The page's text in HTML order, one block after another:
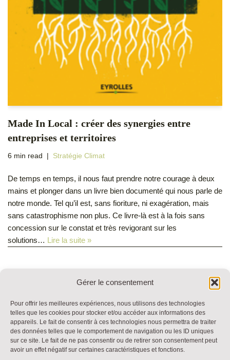
Gérer le consentement
Pour offrir les meilleures expériences, nous utilisons des technologies
telles que les cookies pour stocker et/ou accéder aux informations des
appareils. Le fait de consentir à ces technologies nous permettra de traiter
des données telles que le comportement de navigation ou les ID uniques
sur ce site. Le fait de ne pas consentir ou de retirer son consentement peut
avoir un effet négatif sur certaines caractéristiques et fonctions.
Made In Local : créer des synergies entre
entreprises et territoires
6 min read Stratégie Climat
De temps en temps, il nous faut prendre notre courage à deux
mains et plonger dans un livre bien documenté qui nous parle de
notre monde. Tel qu’il est, sans fioriture, ni exagération, mais
sans catastrophisme non plus. Ce livre-là est à la fois sans
concession sur le constat et très revigorant sur les
solutions… Lire la suite »
RESSOURCES
BULLE DE DIALOGUE
MARCHE DU TEMPS PROFOND